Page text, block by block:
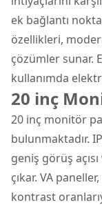
ek bağlantı
özellikleri,
çözümler sunar.
kullanımda
20 inç
20 inç monitör
bulunmaktadır.
geniş görüş
çıkar. VA
kontrast